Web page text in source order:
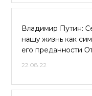
Владимир Путин:
нашу жизнь как
его преданности
22.08.22